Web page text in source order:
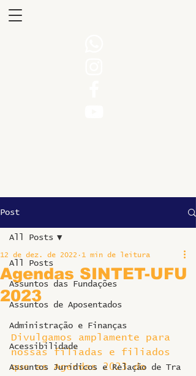
Post
All Posts
Assuntos das Fundações
Assuntos de Aposentados
Administração e Finanças
Acessibilidade
Assuntos Jurídicos e Relação de Tra
All Posts
Agendas SINTET-UFU
2023
12 de dez. de 2022 1 min de leitura
Divulgamos amplamente para
nossas filiadas e filiados
que as Agendas 2023 do